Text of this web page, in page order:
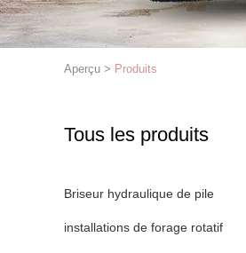
Aperçu > Produits
Tous les produits
Briseur hydraulique de pile
installations de forage rotatif